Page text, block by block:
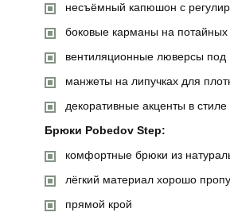
несъёмный капюшон с
боковые карманы на
вентиляционные люверсы
манжеты на липучках для
декоративные акценты в
Брюки Pobedov Step:
комфортные брюки из
лёгкий материал хорошо
прямой крой